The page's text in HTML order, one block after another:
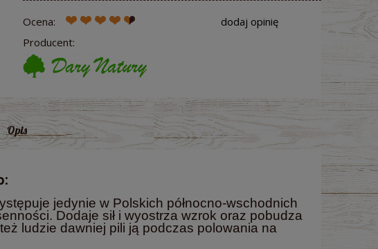
Ocena:
Producent:
dodaj opinię
Opis
jedynie w Polskich północno-wschodnich
Dodaje sił i wyostrza wzrok oraz pobudza
ludzie dawniej pili ją podczas polowania na